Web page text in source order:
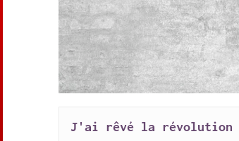
J'ai rêvé la révolution